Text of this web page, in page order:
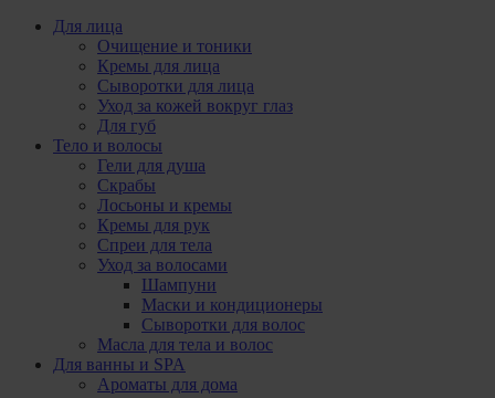
Для лица
Очищение и тоники
Кремы для лица
Сыворотки для лица
Уход за кожей вокруг глаз
Для губ
Тело и волосы
Гели для душа
Скрабы
Лосьоны и кремы
Кремы для рук
Спреи для тела
Уход за волосами
Шампуни
Маски и кондиционеры
Сыворотки для волос
Масла для тела и волос
Для ванны и SPA
Ароматы для дома